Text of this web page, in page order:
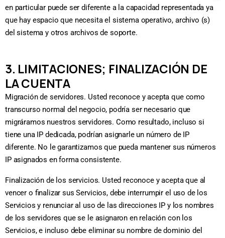
en particular puede ser diferente a la capacidad representada ya
que hay espacio que necesita el sistema operativo, archivo (s)
del sistema y otros archivos de soporte.
3. LIMITACIONES; FINALIZACIÓN DE
LA CUENTA
Migración de servidores. Usted reconoce y acepta que como
transcurso normal del negocio, podría ser necesario que
migráramos nuestros servidores. Como resultado, incluso si
tiene una IP dedicada, podrían asignarle un número de IP
diferente. No le garantizamos que pueda mantener sus números
IP asignados en forma consistente.
Finalización de los servicios. Usted reconoce y acepta que al
vencer o finalizar sus Servicios, debe interrumpir el uso de los
Servicios y renunciar al uso de las direcciones IP y los nombres
de los servidores que se le asignaron en relación con los
Servicios, e incluso debe eliminar su nombre de dominio del